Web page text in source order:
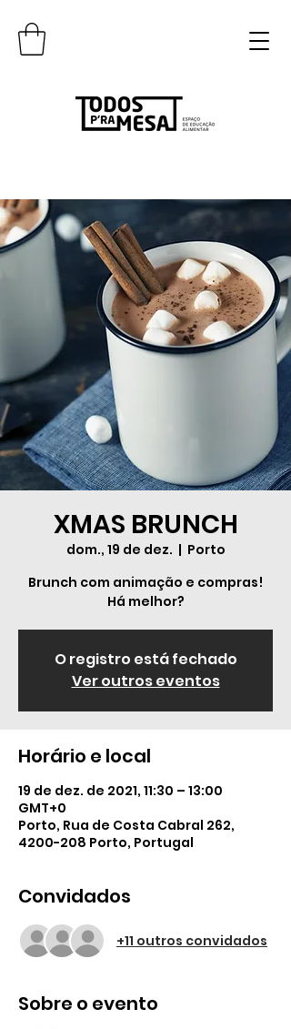
XMAS BRUNCH
dom., 19 de dez.
  |
Porto
Brunch com animação e compras!
Há melhor?
O registro está fechado
Ver outros eventos
Horário e local
19 de dez. de 2021, 11:30 – 13:00
GMT+0
Porto, Rua de Costa Cabral 262,
4200-208 Porto, Portugal
Convidados
+11 outros convidados
Sobre o evento